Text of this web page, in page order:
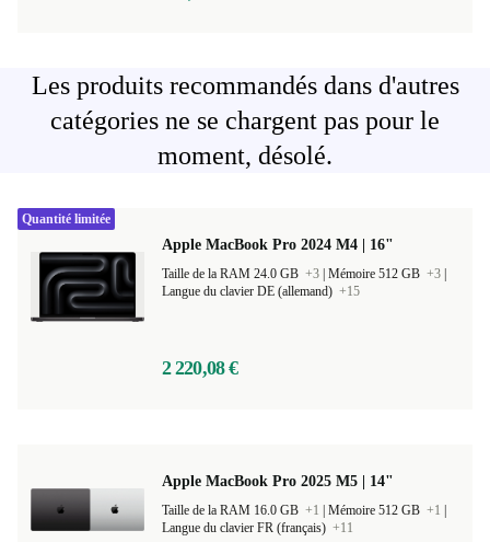
Les produits recommandés dans d'autres
catégories ne se chargent pas pour le
moment, désolé.
Apple MacBook Pro 2024 M4 | 16"
Taille de la RAM 24.0 GB +3 Mémoire 512 GB +3
Langue du clavier DE (allemand) +15
2 220,08 €
Quantité limitée
Apple MacBook Pro 2025 M5 | 14"
Taille de la RAM 16.0 GB +1 Mémoire 512 GB +1
Langue du clavier FR (français) +11